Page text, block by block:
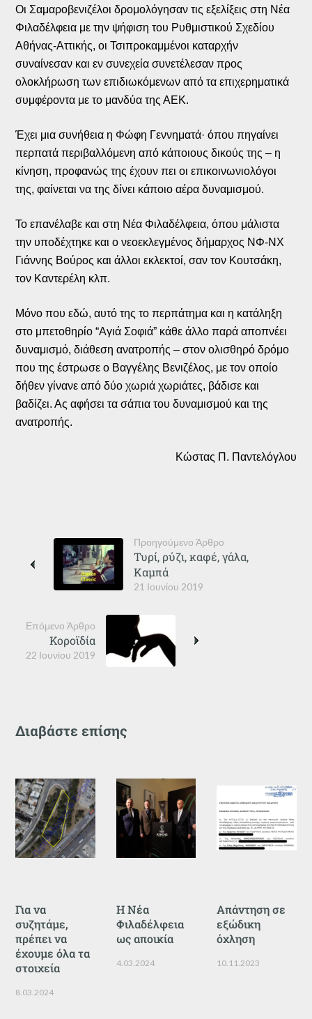
Οι Σαμαροβενιζέλοι δρομολόγησαν τις εξελίξεις στη Νέα
Φιλαδέλφεια με την ψήφιση του Ρυθμιστικού Σχεδίου
Αθήνας-Αττικής, οι Τσιπροκαμμένοι καταρχήν
συναίνεσαν και εν συνεχεία συνετέλεσαν προς
ολοκλήρωση των επιδιωκόμενων από τα επιχερηματικά
συμφέροντα με το μανδύα της ΑΕΚ.
Έχει μια συνήθεια η Φώφη Γεννηματά· όπου πηγαίνει
περπατά περιβαλλόμενη από κάποιους δικούς της – η
κίνηση, προφανώς της έχουν πει οι επικοινωνιολόγοι
της, φαίνεται να της δίνει κάποιο αέρα δυναμισμού.
Το επανέλαβε και στη Νέα Φιλαδέλφεια, όπου μάλιστα
την υποδέχτηκε και ο νεοεκλεγμένος δήμαρχος ΝΦ-ΝΧ
Γιάννης Βούρος και άλλοι εκλεκτοί, σαν τον Κουτσάκη,
τον Καντερέλη κλπ.
Μόνο που εδώ, αυτό της το περπάτημα και η κατάληξη
στο μπετοθηρίο “Αγιά Σοφιά” κάθε άλλο παρά αποπνέει
δυναμισμό, διάθεση ανατροπής – στον ολισθηρό δρόμο
που της έστρωσε ο Βαγγέλης Βενιζέλος, με τον οποίο
δήθεν γίνανε από δύο χωριά χωριάτες, βάδισε και
βαδίζει. Ας αφήσει τα σάπια του δυναμισμού και της
ανατροπής.
Κώστας Π. Παντελόγλου
Προηγούμενο Άρθρο
21 Ιουνίου 2019
Τυρί, ρύζι, καφέ, γάλα,
Καμπά
Επόμενο Άρθρο
22 Ιουνίου 2019
Κοροϊδία
Διαβάστε επίσης
Για να
συζητάμε,
πρέπει να
έχουμε όλα τα
στοιχεία
8.03.2024
Η Νέα
Φιλαδέλφεια
ως αποικία
4.03.2024
Απάντηση σε
εξώδικη
όχληση
10.11.2023